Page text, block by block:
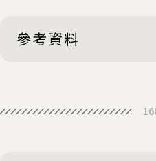
參考資料
noses